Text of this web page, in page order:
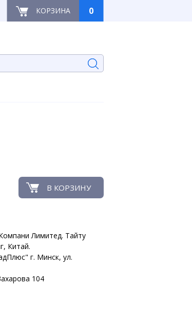
КОРЗИНА 0
В КОРЗИНУ
Лимитед. Тайту
Китай.
г. Минск, ул.
104